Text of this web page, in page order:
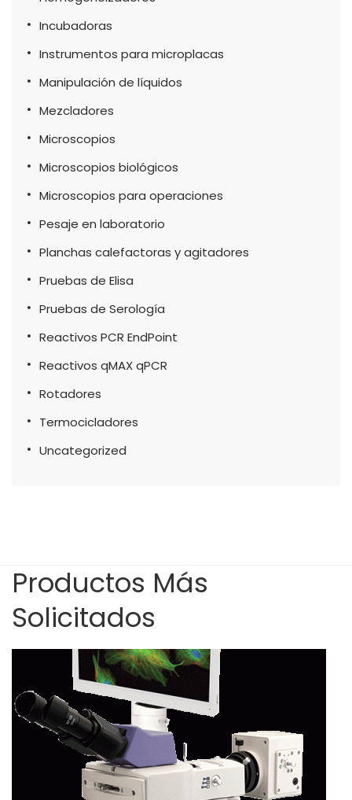
Incubadoras
Instrumentos para microplacas
Manipulación de líquidos
Mezcladores
Microscopios
Microscopios biológicos
Microscopios para operaciones
Pesaje en laboratorio
Planchas calefactoras y agitadores
Pruebas de Elisa
Pruebas de Serología
Reactivos PCR EndPoint
Reactivos qMAX qPCR
Rotadores
Termocicladores
Uncategorized
Productos Más
Solicitados